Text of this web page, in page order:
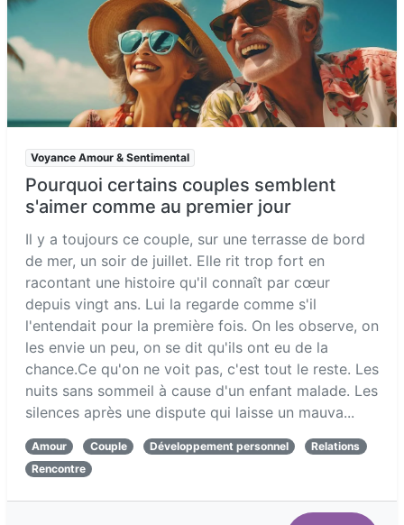
Voyance Amour & Sentimental
Pourquoi certains couples semblent
s'aimer comme au premier jour
Il y a toujours ce couple, sur une terrasse de bord
de mer, un soir de juillet. Elle rit trop fort en
racontant une histoire qu'il connaît par cœur
depuis vingt ans. Lui la regarde comme s'il
l'entendait pour la première fois. On les observe, on
les envie un peu, on se dit qu'ils ont eu de la
chance.Ce qu'on ne voit pas, c'est tout le reste. Les
nuits sans sommeil à cause d'un enfant malade. Les
silences après une dispute qui laisse un mauva...
Amour Couple Développement personnel
Relations
Rencontre